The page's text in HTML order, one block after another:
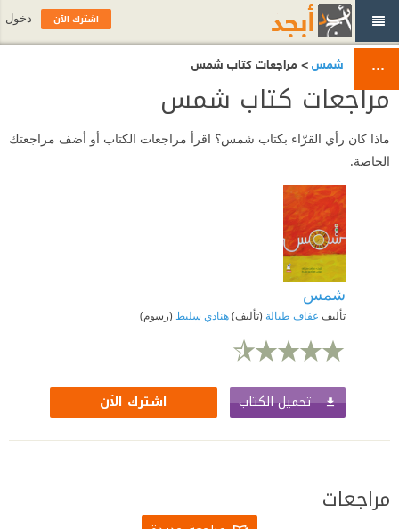
شمس> مراجعات كتاب شمس
مراجعات كتاب شمس
ماذا كان رأي القرّاء بكتاب شمس؟ اقرأ مراجعات الكتاب أو أضف مراجعتك
الخاصة.
شمس
تأليف عفاف طبالة (تأليف)هنادي سليط (رسوم)
تحميل الكتاب اشترك الآن
مراجعات
اشترك الآن دخول